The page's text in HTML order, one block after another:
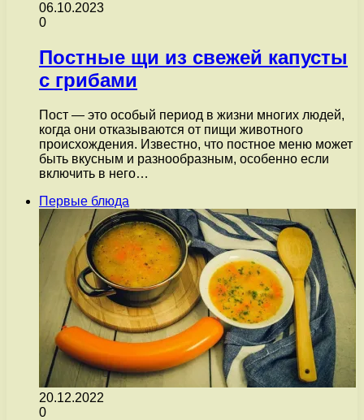
06.10.2023
0
Постные щи из свежей капусты
с грибами
Пост — это особый период в жизни многих людей,
когда они отказываются от пищи животного
происхождения. Известно, что постное меню может
быть вкусным и разнообразным, особенно если
включить в него…
Первые блюда
20.12.2022
0